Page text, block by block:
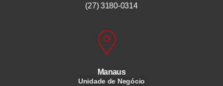
(27) 3180-0314
Manaus
Unidade de Negócio